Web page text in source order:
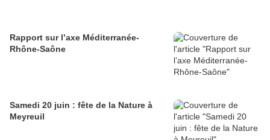
Rapport sur l’axe Méditerranée-
Rhône-Saône
Samedi 20 juin : fête de la Nature à
Meyreuil